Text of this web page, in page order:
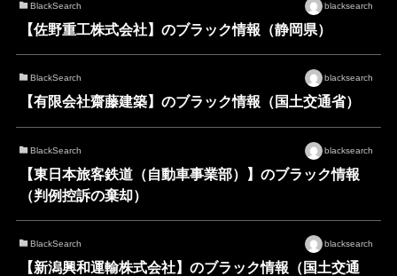
BlackSearch blacksearch
【佐野重工株式会社】のブラック情報（静岡県）
BlackSearch blacksearch
【有限会社齋藤建築】のブラック情報（国土交通省）
BlackSearch blacksearch
【東日本旅客鉄道（自動車事業部）】のブラック情報
（判例控訴の棄却）
BlackSearch blacksearch
【新潟興和運輸株式会社】のブラック情報（国土交通